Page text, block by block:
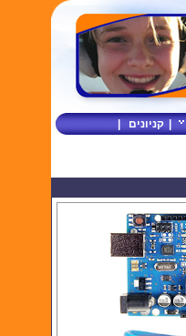
קניונים